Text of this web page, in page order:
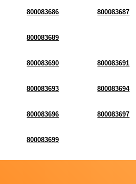
800083686 800083687
800083689
800083690 800083691
800083693 800083694
800083696 800083697
800083699